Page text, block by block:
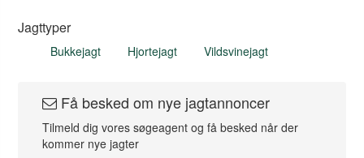
Jagttyper
Bukkejagt Hjortejagt Vildsvinejagt
Få besked om nye jagtannoncer
Tilmeld dig vores søgeagent og få besked når der
kommer nye jagter